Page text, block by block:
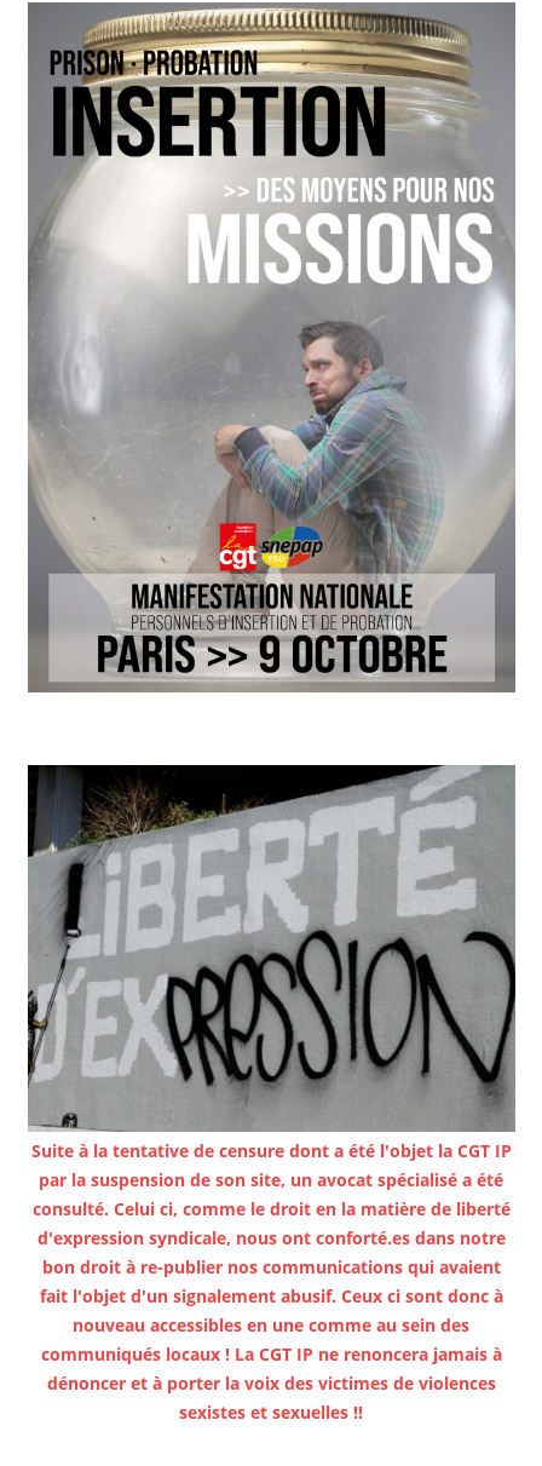
Suite à la tentative de censure dont a été l'objet la CGT IP
par la suspension de son site, un avocat spécialisé a été
consulté. Celui ci, comme le droit en la matière de liberté
d'expression syndicale, nous ont conforté.es dans notre
bon droit à re-publier nos communications qui avaient
fait l'objet d'un signalement abusif. Ceux ci sont donc à
nouveau accessibles en une comme au sein des
communiqués locaux ! La CGT IP ne renoncera jamais à
dénoncer et à porter la voix des victimes de violences
sexistes et sexuelles !!